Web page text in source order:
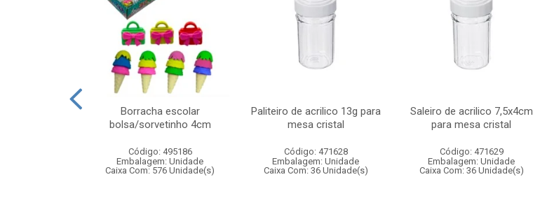
Borracha escolar
bolsa/sorvetinho 4cm
Código: 495186
Embalagem: Unidade
Caixa Com: 576 Unidade(s)
Paliteiro de acrilico 13g para
mesa cristal
Código: 471628
Embalagem: Unidade
Caixa Com: 36 Unidade(s)
Saleiro de acrilico 7,5x4cm
para mesa cristal
Código: 471629
Embalagem: Unidade
Caixa Com: 36 Unidade(s)